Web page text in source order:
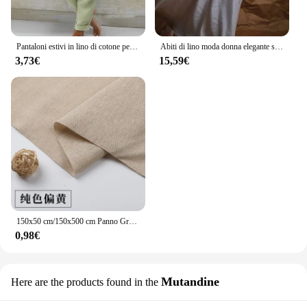
Pantaloni estivi in lino di cotone per donna Pantaloni casual elastici a vita alta Streetwear Abiti femminili solidi 2024 Pantaloni a matita larghi
3,73€
Abiti di lino moda donna elegante semplice scollo a V profondo senza maniche in lino Flowy Maxi Dress abiti lunghi Casual Streetwear
15,59€
150x50 cm/150x500 cm Panno Grezzo di Cotone Tessuto di Lino Greige Per Cucire Scrims Patchwork FAI DA TE Fatti A Mano Da Mezzo Metro TJ20577
0,98€
Here are the products found in the Mutandine